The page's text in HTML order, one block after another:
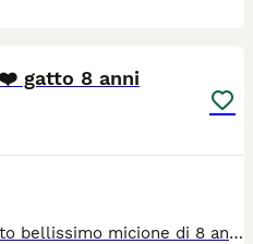
❤️ gatto 8 anni
adozione del cuore per questo bellissimo micione di 8 anni. il proprietario è morto e il gatto è rimasto in strada tra randagi che lo picchiano. ora è a casa della nostra volontaria. è testato FIV negativo e aspetta una famiglia che lo ami per sempre🫶🏻 WHATSAPP O CHIAMATE, NON LEGGO MESSAGGI SU ANNUNCI ANIMALI. grazie!